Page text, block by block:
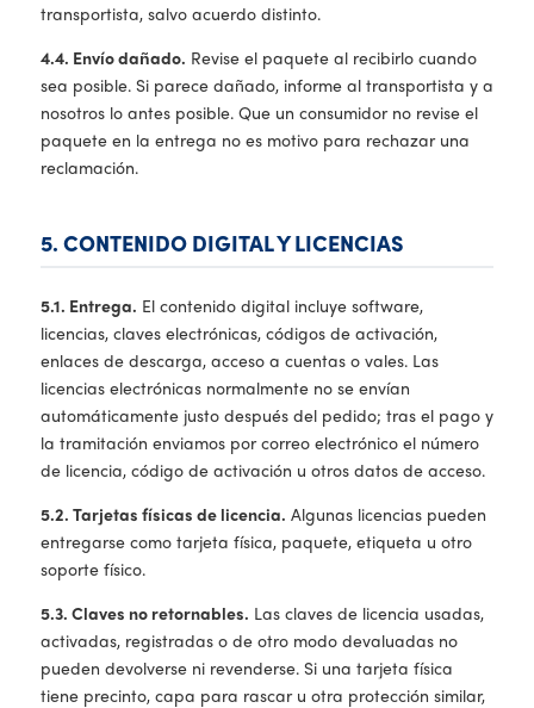
transportista, salvo acuerdo distinto.
4.4. Envío dañado. Revise el paquete al recibirlo cuando
sea posible. Si parece dañado, informe al transportista y a
nosotros lo antes posible. Que un consumidor no revise el
paquete en la entrega no es motivo para rechazar una
reclamación.
5. CONTENIDO DIGITAL Y LICENCIAS
5.1. Entrega. El contenido digital incluye software,
licencias, claves electrónicas, códigos de activación,
enlaces de descarga, acceso a cuentas o vales. Las
licencias electrónicas normalmente no se envían
automáticamente justo después del pedido; tras el pago y
la tramitación enviamos por correo electrónico el número
de licencia, código de activación u otros datos de acceso.
5.2. Tarjetas físicas de licencia. Algunas licencias pueden
entregarse como tarjeta física, paquete, etiqueta u otro
soporte físico.
5.3. Claves no retornables. Las claves de licencia usadas,
activadas, registradas o de otro modo devaluadas no
pueden devolverse ni revenderse. Si una tarjeta física
tiene precinto, capa para rascar u otra protección similar,